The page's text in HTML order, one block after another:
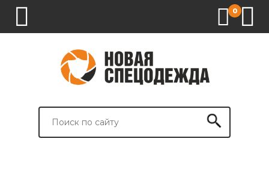
0
СПЕЦОДЕЖДА
СПЕЦОБУВЬ
СРЕДСТВА
ВСПОМОГАТЕЛЬНЫЕ
БРЕНДИРОВАНИЕ